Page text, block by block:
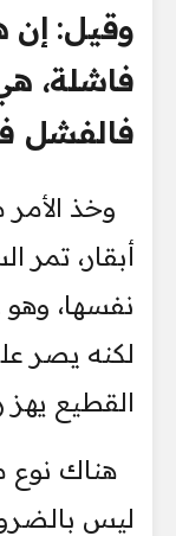
وقيل: إن
فاشلة،
فالفشل
وخذ
أبقار، تمر
نفسها،
لكنه يصر
القطيع يهز
هناك نوع
ليس